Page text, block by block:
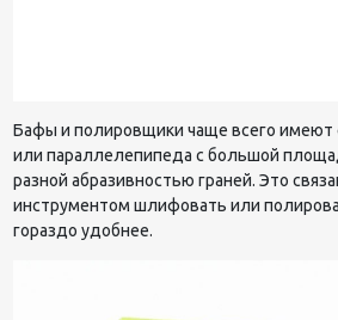
Бафы и полировщики чаще всего имеют
или параллелепипеда с большой
разной абразивностью граней. Это
инструментом шлифовать или
гораздо удобнее.